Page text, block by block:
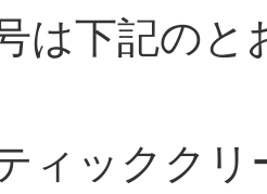
は下記のと
ククリー